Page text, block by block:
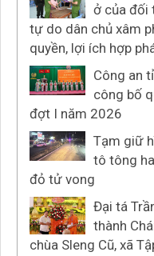
ở của đối
tự do dân chủ xâm
quyền, lợi ích hợp
Công an
công bố
đợt I năm 2026
Tạm giữ
tô tông
đỏ tử vong
Đại tá
thành
chùa Sleng Cũ, xã